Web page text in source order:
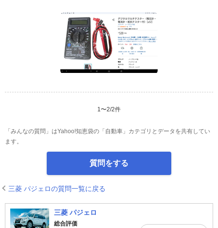
1 〜2/2件
「みんなの質問」はYahoo!知恵袋の「自動車」カテゴリとデータを共有してい
ます。
質問をする
三菱 パジェロの質問一覧に戻る
三菱 パジェロ
総合評価